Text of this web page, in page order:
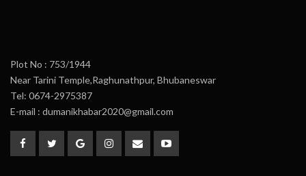
Plot No : 753/1944
Near Tarini Temple,Raghunathpur, Bhubaneswar
Tel: 0674-2975387
E-mail : dumanikhabar2020@gmail.com